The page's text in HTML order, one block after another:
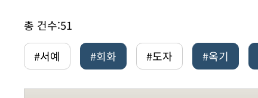
총 건수:51
#서예
#회화 #도자 #옥기